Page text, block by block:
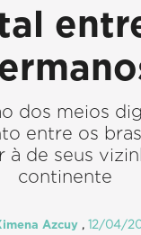
dos meios
entre os
à de seus
continente
Azcuy ,12/04/